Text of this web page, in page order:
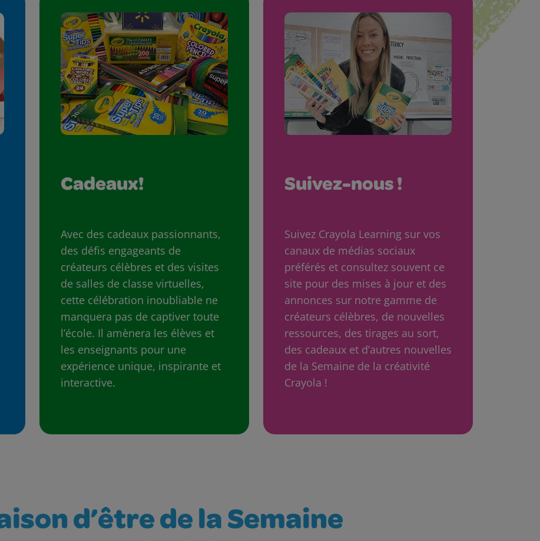
Cadeaux!
Avec des cadeaux passionnants,
des défis engageants de
créateurs célèbres et des visites
de salles de classe virtuelles,
cette célébration inoubliable ne
manquera pas de captiver toute
l’école. Il amènera les élèves et
les enseignants pour une
expérience unique, inspirante et
interactive.
Suivez-nous !
Suivez Crayola Learning sur vos
canaux de médias sociaux
préférés et consultez souvent ce
site pour des mises à jour et des
annonces sur notre gamme de
créateurs célèbres, de nouvelles
ressources, des tirages au sort,
des cadeaux et d’autres nouvelles
de la Semaine de la créativité
Crayola !
d’être de la Semaine